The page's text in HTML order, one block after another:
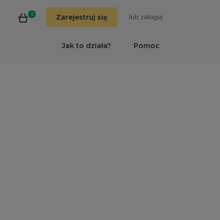
0 Zarejestruj się lub zaloguj
Pomoc
Jak to działa?